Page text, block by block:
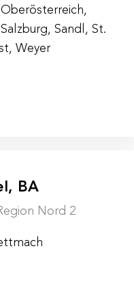
Sandl, St.
Weyer
BA
Nord 2